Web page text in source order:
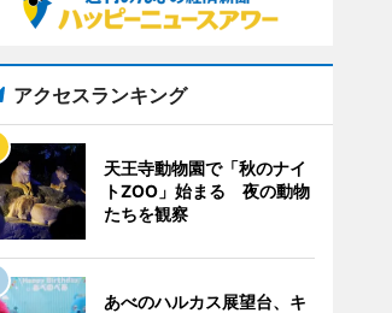
アクセスランキング
天王寺動物園で「秋のナイ
トZOO」始まる 夜の動物
たちを観察
あべのハルカス展望台、キ